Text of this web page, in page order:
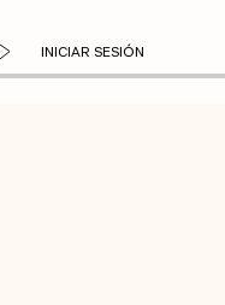
INICIAR SESIÓN